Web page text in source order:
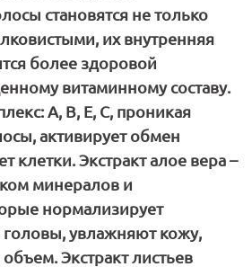
становятся не только
их внутренняя
более здоровой
витаминному составу.
А, В, Е, С, проникая
активирует обмен
клетки. Экстракт алое вера –
минералов и
нормализирует
увлажняют кожу,
Экстракт листьев